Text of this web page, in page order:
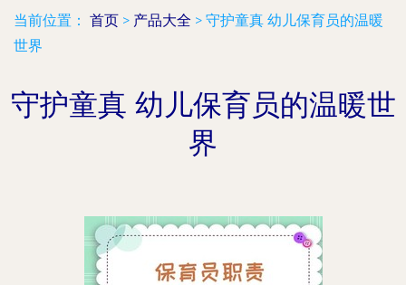
当前位置： 首页 > 产品大全 > 守护童真 幼儿保育员的温暖
世界
守护童真 幼儿保育员的温暖世
界